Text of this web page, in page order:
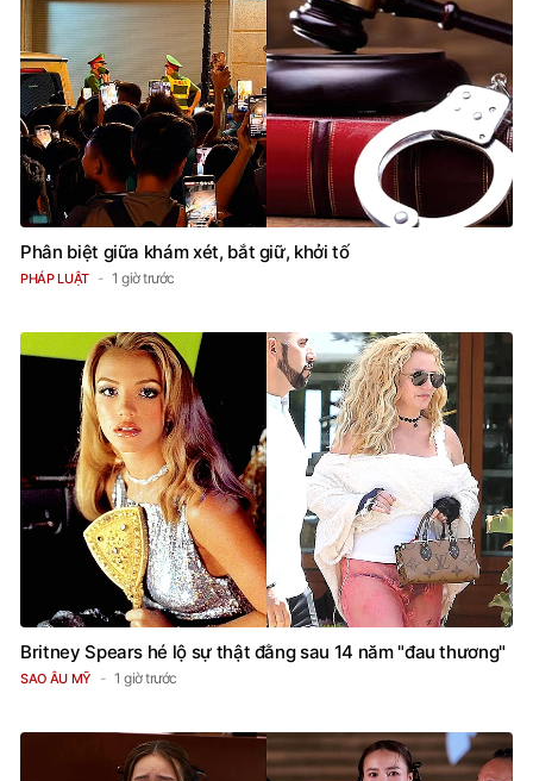
Phân biệt giữa khám xét, bắt giữ, khởi tố
PHÁP LUẬT 1 giờ trước
Britney Spears hé lộ sự thật đằng sau 14 năm "đau thương"
SAO ÂU MỸ 1 giờ trước